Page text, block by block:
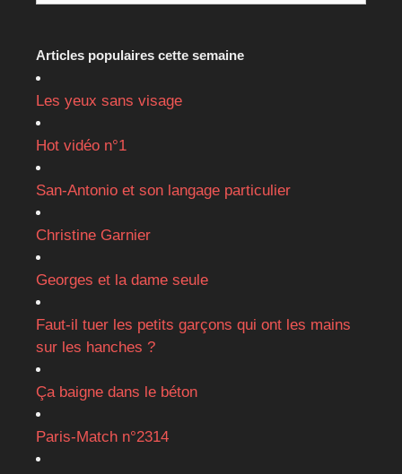
Articles populaires cette semaine
Les yeux sans visage
Hot vidéo n°1
San-Antonio et son langage particulier
Christine Garnier
Georges et la dame seule
Faut-il tuer les petits garçons qui ont les mains
sur les hanches ?
Ça baigne dans le béton
Paris-Match n°2314